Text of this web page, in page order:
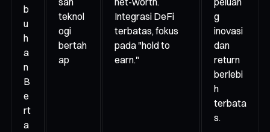
b
u
h
a
n
B
e
rt
a
teknol
ogi
bertah
ap
Integrasi DeFi
terbatas, fokus
pada "hold to
earn."
g
inovasi
dan
return
berlebi
h
terbata
s.